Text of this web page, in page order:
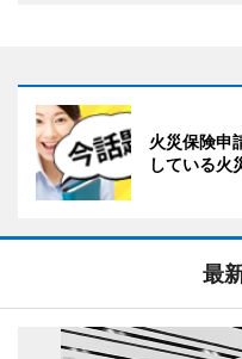
火災保険申
している火
最